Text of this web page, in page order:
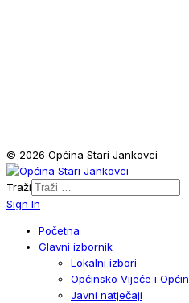
© 2026 Općina Stari Jankovci
Traži
Sign In
Početna
Glavni izbornik
Lokalni izbori
Općinsko Vijeće i
Javni natječaji